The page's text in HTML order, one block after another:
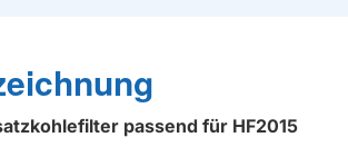
passend für HF2015